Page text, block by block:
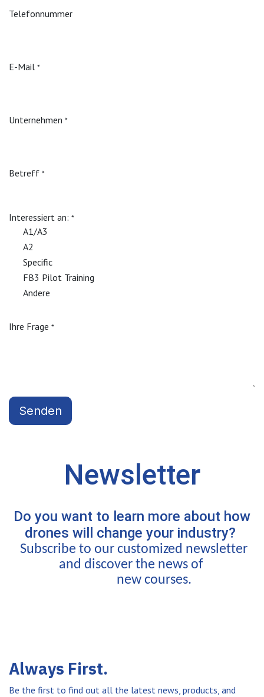
Telefonnummer
E-Mail *
Unternehmen *
Betreff *
Interessiert an: *
A1/A3
A2
Specific
FB3 Pilot Training
Andere
Ihre Frage *
Senden
Newsletter
Do you want to learn more about how
drones will change your industry?
Subscribe to our customized newsletter
and discover the news of
new courses.
Always First.
Be the first to find out all the latest news, products, and